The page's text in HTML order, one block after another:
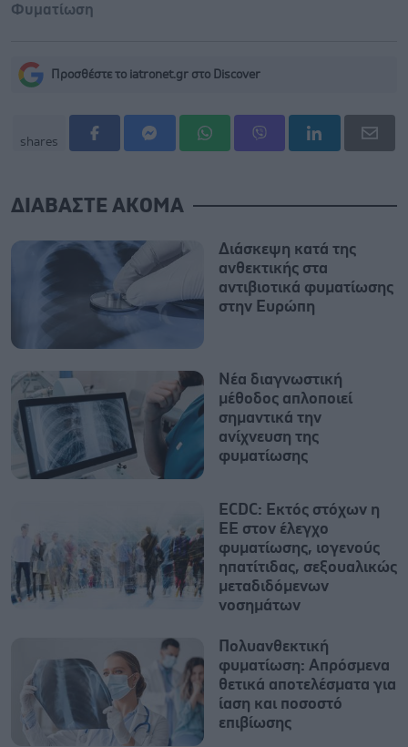
Φυματίωση
Προσθέστε το iatronet.gr στο Discover
shares
ΔΙΑΒΑΣΤΕ ΑΚΟΜΑ
Διάσκεψη κατά της
ανθεκτικής στα
αντιβιοτικά φυματίωσης
στην Ευρώπη
Νέα διαγνωστική
μέθοδος απλοποιεί
σημαντικά την
ανίχνευση της
φυματίωσης
ECDC: Εκτός στόχων η
ΕΕ στον έλεγχο
φυματίωσης, ιογενούς
ηπατίτιδας, σεξουαλικώς
μεταδιδόμενων
νοσημάτων
Πολυανθεκτική
φυματίωση: Απρόσμενα
θετικά αποτελέσματα για
ίαση και ποσοστό
επιβίωσης